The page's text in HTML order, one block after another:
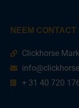
NEEM CONTACT
Clickhorse
+ 31 40 720